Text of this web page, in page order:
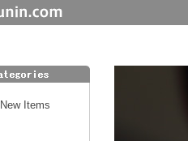
New Items